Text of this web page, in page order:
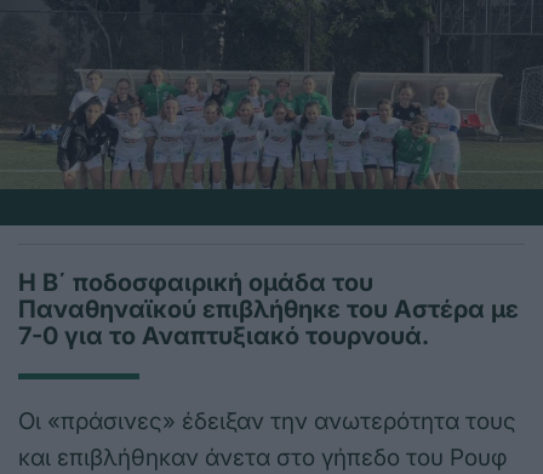
Η Β΄ ποδοσφαιρική ομάδα του
Παναθηναϊκού επιβλήθηκε του Αστέρα με
7-0 για το Αναπτυξιακό τουρνουά.
Οι «πράσινες» έδειξαν την ανωτερότητα τους
και επιβλήθηκαν άνετα στο γήπεδο του Ρουφ